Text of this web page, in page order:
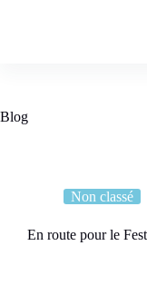
Blog
Non classé
En route pour le